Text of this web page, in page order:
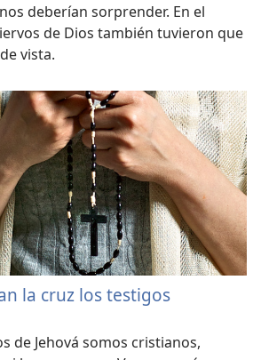
deberían sorprender. En el
de Dios también tuvieron que
vista.
la cruz los testigos
de Jehová somos cristianos,